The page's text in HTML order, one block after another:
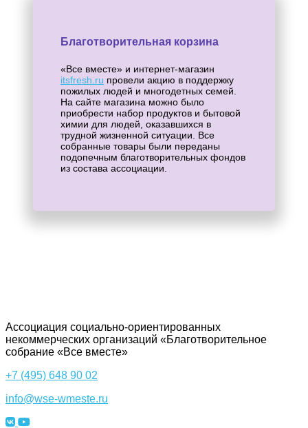
Благотворительная корзина
«Все вместе» и интернет-магазин
itsfresh.ru провели акцию в поддержку
пожилых людей и многодетных семей.
На сайте магазина можно было
приобрести набор продуктов и бытовой
химии для людей, оказавшихся в
трудной жизненной ситуации. Все
собранные товары были переданы
подопечным благотворительных фондов
из состава ассоциации.
Ассоциация cоциально-ориентированных
некоммерческих организаций «Благотворительное
собрание «Все вместе»
+7 (495) 648 90 02
info@wse-wmeste.ru